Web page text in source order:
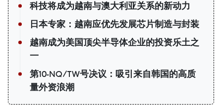
科技将成为越南与澳大利亚关系的新动力
日本专家：越南应优先发展芯片制造与封装
越南成为美国顶尖半导体企业的投资乐土之
一
第10-NQ/TW号决议：吸引来自韩国的高质
量外资浪潮